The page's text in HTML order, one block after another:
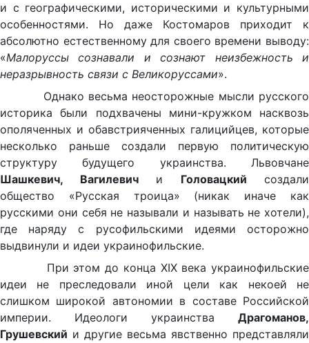
и с географическими, историческими и культурными
особенностями. Но даже Костомаров приходит к
абсолютно естественному для своего времени выводу:
«Малоруссы сознавали и сознают неизбежность и
неразрывность связи с Великоруссами».
Однако весьма неосторожные мысли русского
историка были подхвачены мини-кружком насквозь
ополяченных и обавстрияченных галицийцев, которые
несколько раньше создали первую политическую
структуру будущего украинства. Львовчане
Шашкевич, Вагилевичи Головацкий создали
общество «Русская троица» (никак иначе как
русскими они себя не называли и называть не хотели),
где наряду с русофильскими идеями осторожно
выдвинули и идеи украинофильские.
При этом до конца XIX века украинофильские
идеи не преследовали иной цели как некоей не
слишком широкой автономии в составе Российской
империи. Идеологи украинства Драгоманов,
Грушевский и другие весьма явственно представляли